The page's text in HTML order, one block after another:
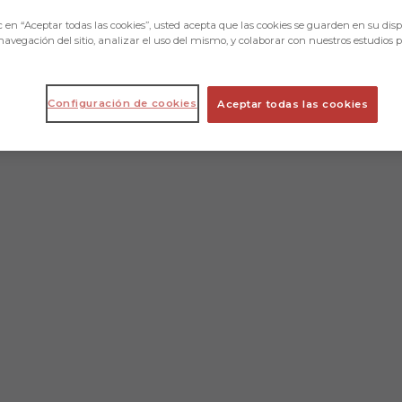
“Aceptar todas las cookies”, usted acepta que las cookies se guarden en su
del sitio, analizar el uso del mismo, y colaborar con nuestros estudios
Aceptar todas las cookies
Configuración de cookies